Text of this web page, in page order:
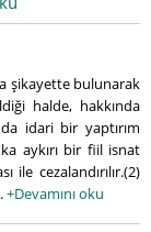
şikayette bulunarak
halde, hakkında
idari bir yaptırım
aykırı bir fiil isnat
cezalandırılır.(2)
+Devamını oku